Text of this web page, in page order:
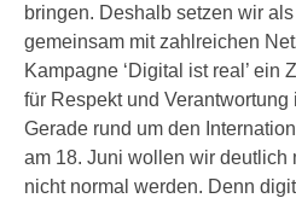
bringen. Deshalb setzen wir
gemeinsam mit zahlreichen
Kampagne ‘Digital ist real’ ein
für Respekt und
Gerade rund um den
am 18. Juni wollen wir deutlich
nicht normal werden. Denn